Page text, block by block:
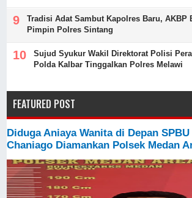
Tradisi Adat Sambut Kapolres Baru, AKBP
Pimpin Polres Sintang
Sujud Syukur Wakil Direktorat Polisi
Polda Kalbar Tinggalkan Polres Melawi
FEATURED POST
Diduga Aniaya Wanita di Depan
Chaniago Diamankan Polsek Medan